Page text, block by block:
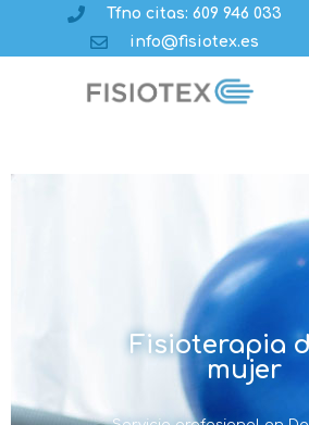
Tfno citas: 609 946 033
info@fisiotex.es
Fisioterapia
mujer